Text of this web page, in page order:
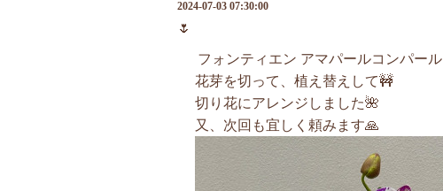
2024-07-03 07:30:00
🌷
フォンティエン アマパールコンパール
花芽を切って、植え替えして🚧
切り花にアレンジしました🌺
又、次回も宜しく頼みます🙏